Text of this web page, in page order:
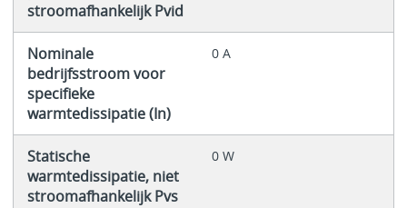
stroomafhankelijk Pvid
Nominale
bedrijfsstroom voor
specifieke
warmtedissipatie (In)
0 A
Statische
warmtedissipatie, niet
stroomafhankelijk Pvs
0 W